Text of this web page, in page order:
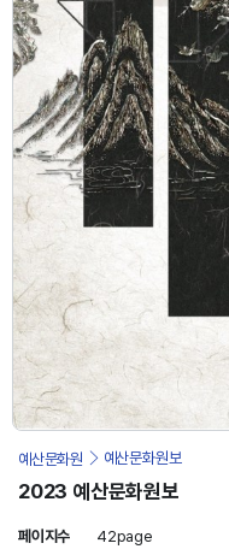
예산문화원 예산문화원보
2023 예산문화원보
페이지수
42page